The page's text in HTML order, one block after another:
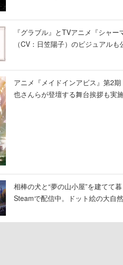
『グラブル』とTVアニメ『シャ
（CV：日笠陽子）のビジュアルも
アニメ『メイドインアビス』第2
也さんらが登壇する舞台挨拶も実
相棒の犬と“夢の山小屋”を建てて
Steamで配信中。ドット絵の大自